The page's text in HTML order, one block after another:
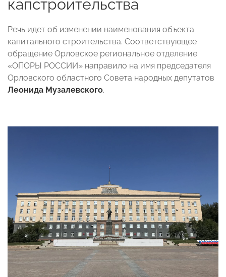
капстроительства
Речь идет об изменении наименования объекта
капитального строительства. Соответствующее
обращение Орловское региональное отделение
«ОПОРЫ РОССИИ» направило на имя председателя
Орловского областного Совета народных депутатов
Леонида Музалевского.